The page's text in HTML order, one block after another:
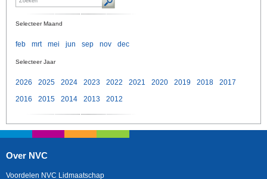
Selecteer Maand
feb mrt mei jun sep nov dec
Selecteer Jaar
2026 2025 2024 2023 2022 2021 2020 2019 2018
2017
2016
2015 2014 2013 2012
Over NVC
Voordelen NVC Lidmaatschap